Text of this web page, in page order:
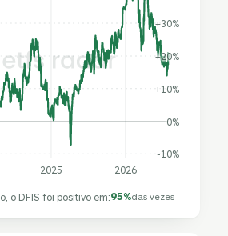
-10%
0%
+10%
+20%
+30%
2025 2026
o DFIS foi positivo em:95%das vezes